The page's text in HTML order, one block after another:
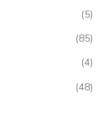
(5)
(85)
(4)
(48)